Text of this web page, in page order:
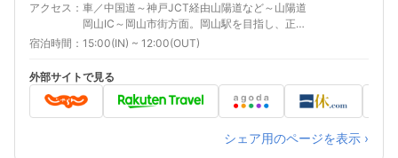
アクセス
車／中国道～神戸JCT経由山陽道など～山陽道
岡山IC～岡山市街方面。岡山駅を目指し、正面
口隣（西口とは反対側） 最寄り駅１ 岡山 補足
用時間AM6:00～AM1:00（夜間AM1:00～
AM6:00の出庫は出来ません）
宿泊時間 15:00(IN) ~ 12:00(OUT)
外部サイトで見る
シェア用のページを表示 ›